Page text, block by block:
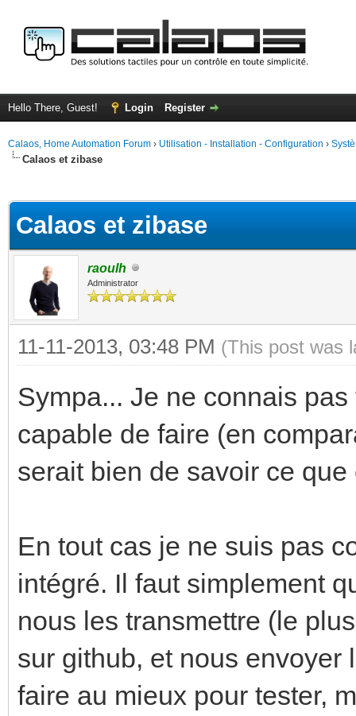
Hello There, Guest! Login Register
Calaos, Home Automation Forum › Utilisation - Installation - Configuration ›
Calaos et zibase
Calaos et zibase
raoulh
Administrator
11-11-2013, 03:48 PM (This post was
Sympa... Je ne connais
capable de faire (en
serait bien de savoir ce
En tout cas je ne suis pas
intégré. Il faut simplement
nous les transmettre (le
sur github, et nous envoyer
faire au mieux pour tester,